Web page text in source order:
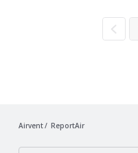
Airvent ReportAir